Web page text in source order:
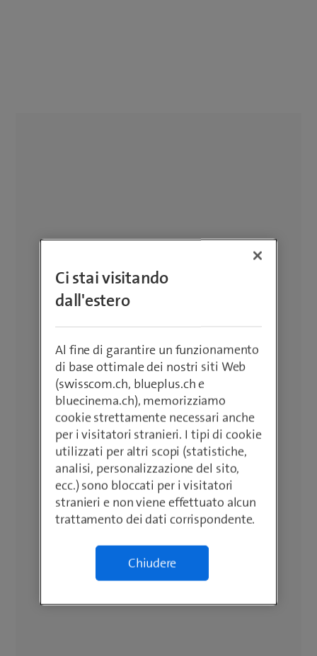
Ci stai visitando
dall'estero
Al fine di garantire un funzionamento
di base ottimale dei nostri siti Web
(swisscom.ch, blueplus.ch e
bluecinema.ch), memorizziamo
cookie strettamente necessari anche
per i visitatori stranieri. I tipi di cookie
utilizzati per altri scopi (statistiche,
analisi, personalizzazione del sito,
ecc.) sono bloccati per i visitatori
stranieri e non viene effettuato alcun
trattamento dei dati corrispondente.
Chiudere